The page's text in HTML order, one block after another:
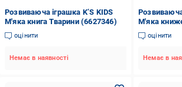
Розвиваюча іграшка K’S KIDS
М'яка книга Тварини (6627346)
оцінити
Немає в наявності
Розвиваюча
М'яка
тварин
оцінити
Немає в